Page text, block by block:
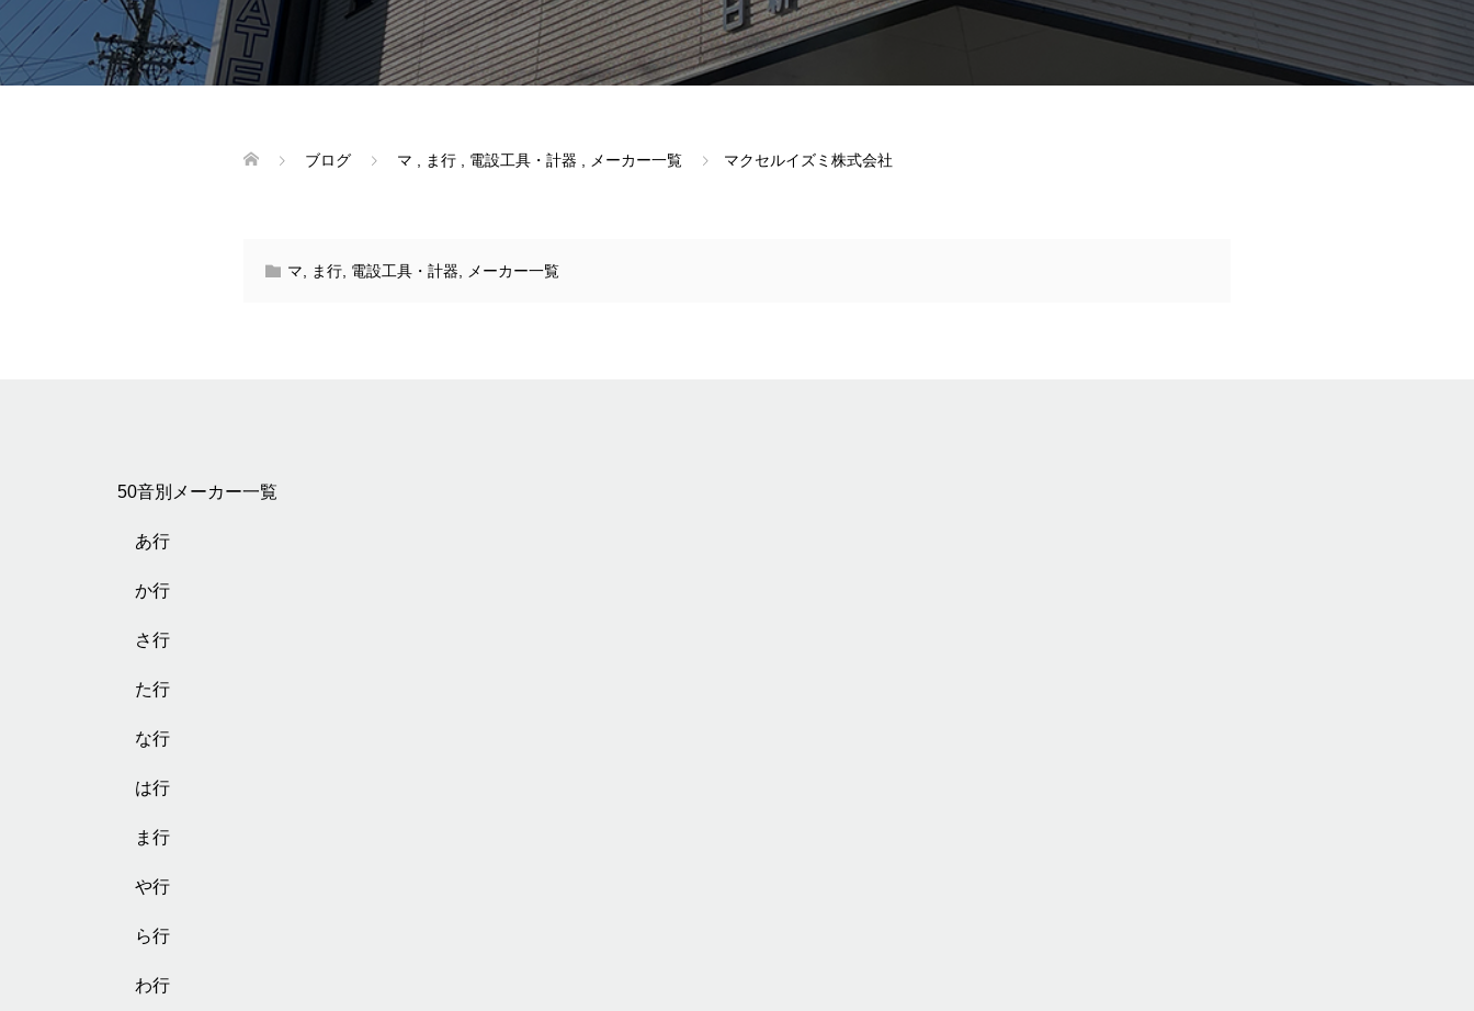
ブログ マ ま行 電設工具・計器 メーカー一覧 マクセルイズミ株式会社
マ ま行 電設工具・計器 メーカー一覧
50音別メーカー一覧
あ行
か行
さ行
た行
な行
は行
ま行
や行
ら行
わ行